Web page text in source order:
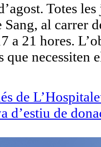
Totes
al carrer
a 21 hores.
que necessiten
de
d’estiu de